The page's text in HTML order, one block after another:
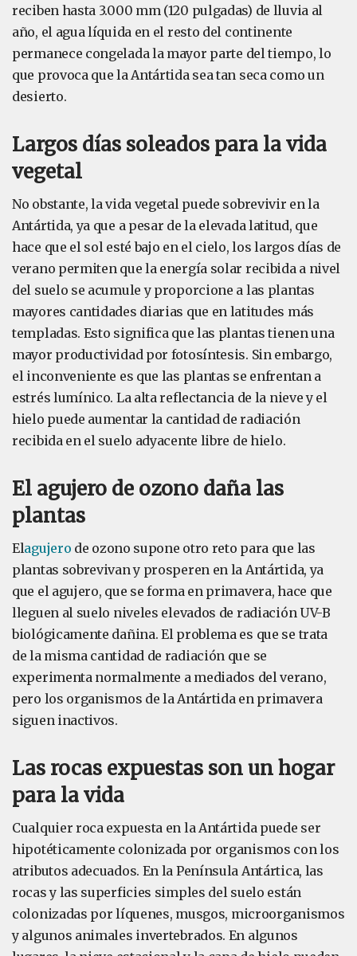
reciben hasta 3.000 mm (120 pulgadas) de lluvia al
año, el agua líquida en el resto del continente
permanece congelada la mayor parte del tiempo, lo
que provoca que la Antártida sea tan seca como un
desierto.
Largos días soleados para la vida
vegetal
No obstante, la vida vegetal puede sobrevivir en la
Antártida, ya que a pesar de la elevada latitud, que
hace que el sol esté bajo en el cielo, los largos días de
verano permiten que la energía solar recibida a nivel
del suelo se acumule y proporcione a las plantas
mayores cantidades diarias que en latitudes más
templadas. Esto significa que las plantas tienen una
mayor productividad por fotosíntesis. Sin embargo,
el inconveniente es que las plantas se enfrentan a
estrés lumínico. La alta reflectancia de la nieve y el
hielo puede aumentar la cantidad de radiación
recibida en el suelo adyacente libre de hielo.
El agujero de ozono daña las
plantas
Elagujero de ozono supone otro reto para que las
plantas sobrevivan y prosperen en la Antártida, ya
que el agujero, que se forma en primavera, hace que
lleguen al suelo niveles elevados de radiación UV-B
biológicamente dañina. El problema es que se trata
de la misma cantidad de radiación que se
experimenta normalmente a mediados del verano,
pero los organismos de la Antártida en primavera
siguen inactivos.
Las rocas expuestas son un hogar
para la vida
Cualquier roca expuesta en la Antártida puede ser
hipotéticamente colonizada por organismos con los
atributos adecuados. En la Península Antártica, las
rocas y las superficies simples del suelo están
colonizadas por líquenes, musgos, microorganismos
y algunos animales invertebrados. En algunos